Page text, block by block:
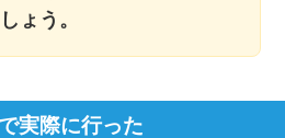
しょう。
実際に行った